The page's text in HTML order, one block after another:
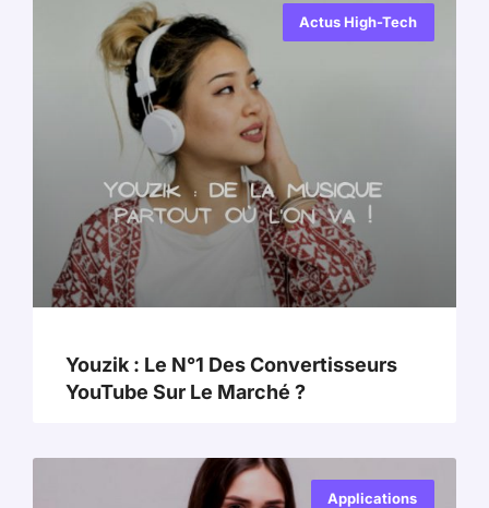
Actus High-Tech
Youzik : Le N°1 Des Convertisseurs
YouTube Sur Le Marché ?
Applications